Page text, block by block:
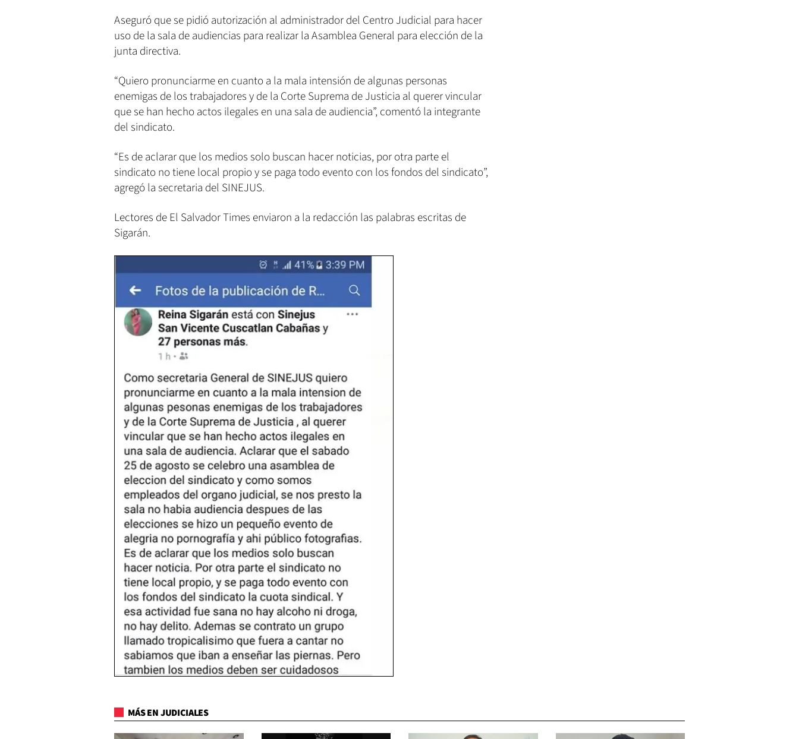
Aseguró que se pidió autorización al administrador del Centro Judicial para hacer
uso de la sala de audiencias para realizar la Asamblea General para elección de la
junta directiva.
“Quiero pronunciarme en cuanto a la mala intensión de algunas personas
enemigas de los trabajadores y de la Corte Suprema de Justicia al querer vincular
que se han hecho actos ilegales en una sala de audiencia”, comentó la integrante
del sindicato.
“Es de aclarar que los medios solo buscan hacer noticias, por otra parte el
sindicato no tiene local propio y se paga todo evento con los fondos del sindicato”,
agregó la secretaria del SINEJUS.
Lectores de El Salvador Times enviaron a la redacción las palabras escritas de
Sigarán.
MÁS EN JUDICIALES